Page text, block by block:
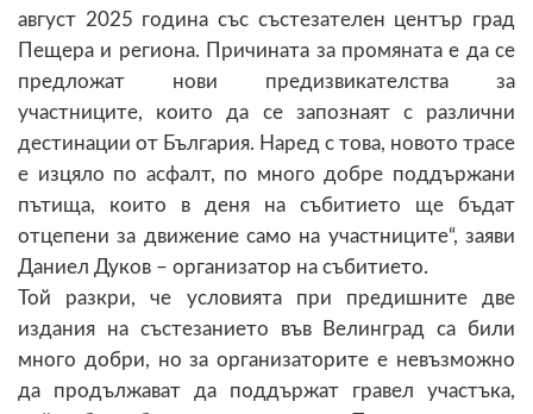
август 2025 година със състезателен център град
Пещера и региона. Причината за промяната е да се
предложат нови предизвикателства за
участниците, които да се запознаят с различни
дестинации от България. Наред с това, новото трасе
е изцяло по асфалт, по много добре поддържани
пътища, които в деня на събитието ще бъдат
отцепени за движение само на участниците“, заяви
Даниел Дуков – организатор на събитието.
Той разкри, че условията при предишните две
издания на състезанието във Велинград са били
много добри, но за организаторите е невъзможно
да продължават да поддържат гравел участъка,